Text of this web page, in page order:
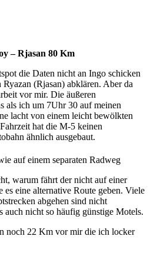
– Rjasan 80 Km
die Daten nicht an Ingo schicken
(Rjasan) abklären. Aber da
vor mir. Die äußeren
als ich um 7Uhr 30 auf meinen
lacht von einem leicht bewölkten
hat die M-5 keinen
ähnlich ausgebaut.
auf einem separaten Radweg
warum fährt der nicht auf einer
es eine alternative Route geben. Viele
abgehen sind nicht
auch nicht so häufig günstige Motels.
noch 22 Km vor mir die ich locker